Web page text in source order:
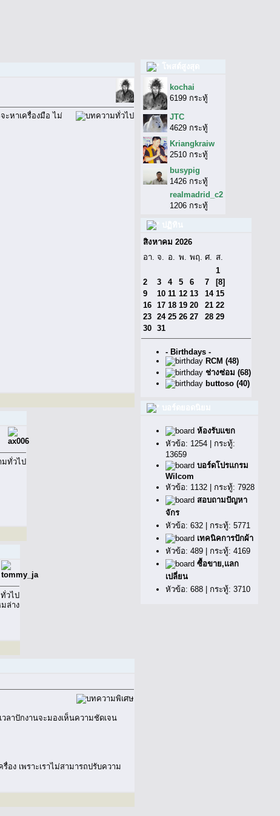
ะหาเครื่องมือ ไม่
ล่าง
ลาปักงานจะมองเห็นความชัดเจน
ง เพราะเราไม่สามารถปรับความ
kochai
6199 กระทู้
JTC
4629 กระทู้
Kriangkraiw
2510 กระทู้
busypig
1426 กระทู้
realmadrid_c2
1206 กระทู้
สิงหาคม 2026
อา. จ. อ. พ. พฤ. ศ.
ส.
1
2
3 4 5 6 7
[8]
9
10 11 12 13 14 15
16 17 18 19 20 21 22
23 24 25 26 27 28 29
30 31
- Birthdays -
RCM (48)
ช่างซ่อม (68)
buttoso (40)
ห้องรับแขก
หัวข้อ: 1254 | กระทู้:
13659
บอร์ดโปรแกรม
Wilcom
หัวข้อ: 1132 | กระทู้: 7928
สอบถามปัญหา
จักร
หัวข้อ: 632 | กระทู้: 5771
เทคนิคการปักผ้า
หัวข้อ: 489 | กระทู้: 4169
ซื้อขาย,แลก
เปลี่ยน
หัวข้อ: 688 | กระทู้: 3710